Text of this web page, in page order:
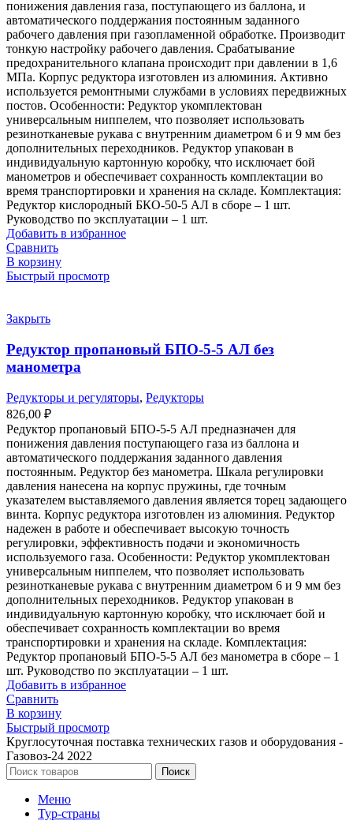
понижения давления газа, поступающего из баллона, и
автоматического поддержания постоянным заданного
рабочего давления при газопламенной обработке. Производит
тонкую настройку рабочего давления. Срабатывание
предохранительного клапана происходит при давлении в 1,6
МПа. Корпус редуктора изготовлен из алюминия. Активно
используется ремонтными службами в условиях передвижных
постов. Особенности: Редуктор укомплектован
универсальным ниппелем, что позволяет использовать
резинотканевые рукава с внутренним диаметром 6 и 9 мм без
дополнительных переходников. Редуктор упакован в
индивидуальную картонную коробку, что исключает бой
манометров и обеспечивает сохранность комплектации во
время транспортировки и хранения на складе. Комплектация:
Редуктор кислородный БКО-50-5 АЛ в сборе – 1 шт.
Руководство по эксплуатации – 1 шт.
Добавить в избранное
Сравнить
В корзину
Быстрый просмотр
Закрыть
Редуктор пропановый БПО-5-5 АЛ без
манометра
Редукторы и регуляторы, Редукторы
826,00 ₽
Редуктор пропановый БПО-5-5 АЛ предназначен для
понижения давления поступающего газа из баллона и
автоматического поддержания заданного давления
постоянным. Редуктор без манометра. Шкала регулировки
давления нанесена на корпус пружины, где точным
указателем выставляемого давления является торец задающего
винта. Корпус редуктора изготовлен из алюминия. Редуктор
надежен в работе и обеспечивает высокую точность
регулировки, эффективность подачи и экономичность
используемого газа. Особенности: Редуктор укомплектован
универсальным ниппелем, что позволяет использовать
резинотканевые рукава с внутренним диаметром 6 и 9 мм без
дополнительных переходников. Редуктор упакован в
индивидуальную картонную коробку, что исключает бой и
обеспечивает сохранность комплектации во время
транспортировки и хранения на складе. Комплектация:
Редуктор пропановый БПО-5-5 АЛ без манометра в сборе – 1
шт. Руководство по эксплуатации – 1 шт.
Добавить в избранное
Сравнить
В корзину
Быстрый просмотр
Круглосуточная поставка технических газов и оборудования -
Газовоз-24 2022
Поиск
Меню
Тур-страны